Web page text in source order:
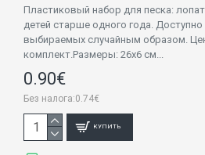
Пластиковый набор для песка:
детей старше одного года. Доступно
выбираемых случайным образом.
комплект.Размеры: 26х6 см...
0.90€
Без налога:0.74€
КУПИТЬ